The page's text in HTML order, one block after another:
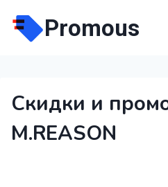
содержимому
Promous
Скидки и
M.REASON